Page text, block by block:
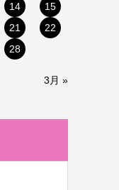
14
15
21
22
28
3月 »